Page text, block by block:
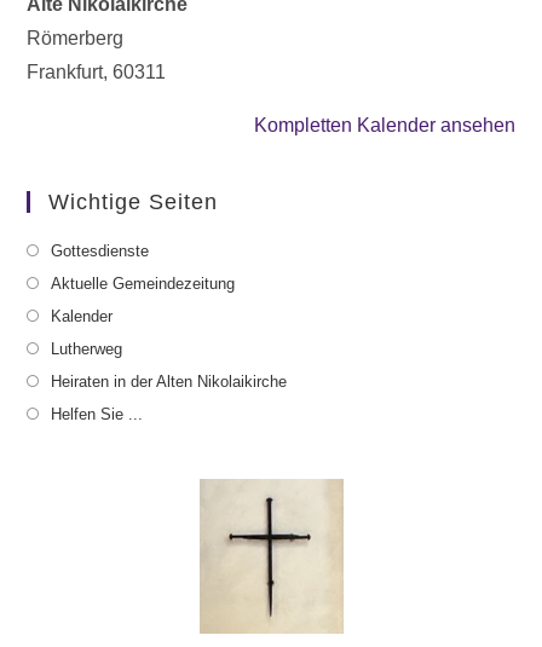
Römerberg
Frankfurt,60311
Kompletten Kalender ansehen
Wichtige Seiten
Gottesdienste
Aktuelle Gemeindezeitung
Kalender
Lutherweg
Heiraten in der Alten Nikolaikirche
Helfen Sie ...